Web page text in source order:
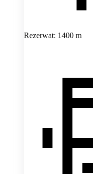
Rezerwat: 1400 m